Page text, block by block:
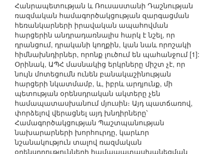
Հանրապետության և Ռուսաստանի Դաշնության
ռազմական համագործակցության զարգացման
հեռանկարների իրավական ապահովման
հարցերին անդրադառնալիս հարկ է նշել, որ
դրանցում, դրականի կողքին, կան նաև որոշակի
հիմնախնդիրներ, որոնք լուծում են պահանջում [1]:
Օրինակ, ԱՊՀ մասնակից երկրները միշտ չէ, որ
նույն մոտեցումն ունեն բանակաշինության
հարցերի նկատմամբ, և, իբրև արդյունք, մի
պետության օրենսդրական ակտերը չեն
համապատասխանում մյուսին։ Այդ պատճառով,
փորձելով վերացնել այդ խնդիրները՝
Համագործակցության Պաշտպանության
նախարարների խորհուրդը, կարևոր
նշանակություն տալով ռազմական
օրենսդրությունների համապատասխանեցման